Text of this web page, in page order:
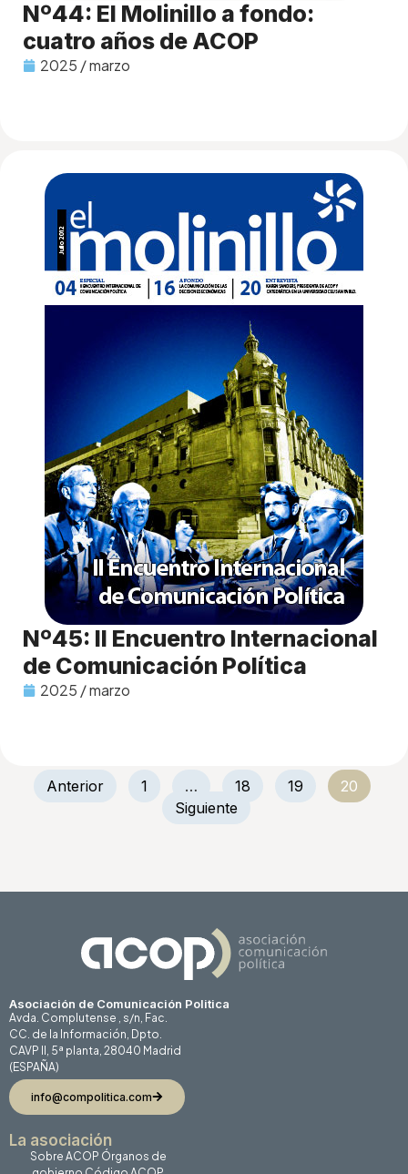
Nº44: El Molinillo a fondo:
cuatro años de ACOP
2025 / marzo
Nº45: II Encuentro Internacional
de Comunicación Política
2025 / marzo
Anterior 1 … 18 19
20
Siguiente
Asociación de Comunicación Politica
Avda. Complutense , s/n, Fac.
CC. de la Información, Dpto.
CAVP II, 5ª planta, 28040 Madrid
(ESPAÑA)
info@compolitica.com
La asociación
Sobre ACOP Órganos de